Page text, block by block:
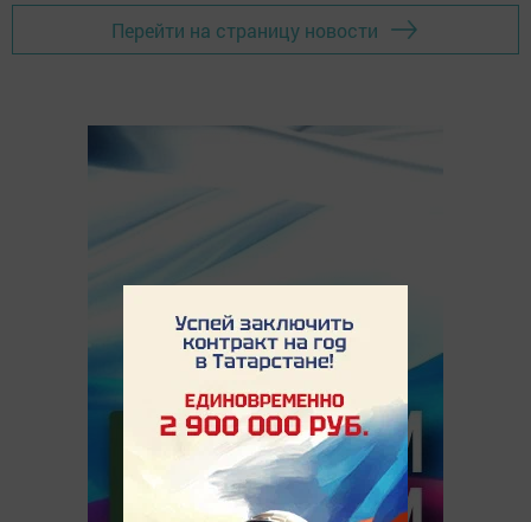
Перейти на страницу новости